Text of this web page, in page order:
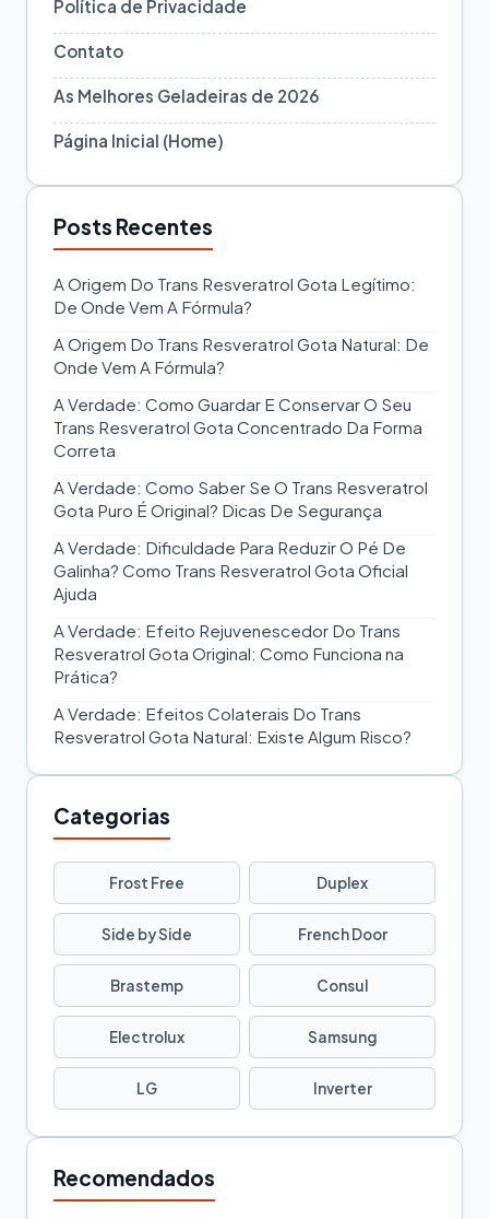
Política de Privacidade
Contato
As Melhores Geladeiras de 2026
Página Inicial (Home)
Posts Recentes
A Origem Do Trans Resveratrol Gota Legítimo:
De Onde Vem A Fórmula?
A Origem Do Trans Resveratrol Gota Natural: De
Onde Vem A Fórmula?
A Verdade: Como Guardar E Conservar O Seu
Trans Resveratrol Gota Concentrado Da Forma
Correta
A Verdade: Como Saber Se O Trans Resveratrol
Gota Puro É Original? Dicas De Segurança
A Verdade: Dificuldade Para Reduzir O Pé De
Galinha? Como Trans Resveratrol Gota Oficial
Ajuda
A Verdade: Efeito Rejuvenescedor Do Trans
Resveratrol Gota Original: Como Funciona na
Prática?
A Verdade: Efeitos Colaterais Do Trans
Resveratrol Gota Natural: Existe Algum Risco?
Categorias
Frost Free Duplex
Side by Side French Door
Brastemp Consul
Electrolux Samsung
LG Inverter
Recomendados